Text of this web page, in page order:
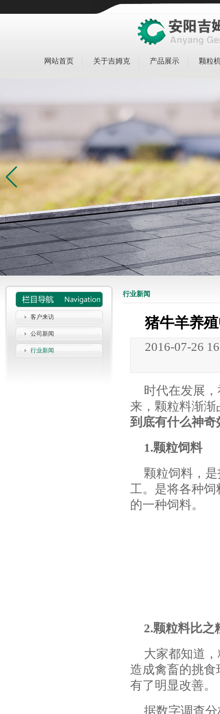
网站首页 关于吉姆克 产品展示 颗粒
客户来访
公司新闻
行业新闻
行业新闻
猪牛羊养
2016-07-26
时代在发展
来，颗粒料渐
到底有什么神奇
1.颗粒饲料
颗粒饲料，
工。是将各种
的一种饲料。
2.颗粒料比之
大家都知道
造成禽畜的挑
有了明显改善。
据数字调查